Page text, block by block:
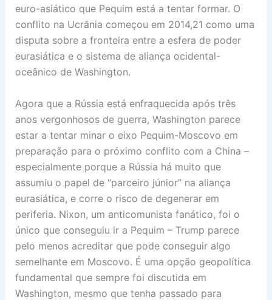
euro-asiático que Pequim está a tentar formar. O
conflito na Ucrânia começou em 2014,21 como uma
disputa sobre a fronteira entre a esfera de poder
eurasiática e o sistema de aliança ocidental-
oceânico de Washington.
Agora que a Rússia está enfraquecida após três
anos vergonhosos de guerra, Washington parece
estar a tentar minar o eixo Pequim-Moscovo em
preparação para o próximo conflito com a China –
especialmente porque a Rússia há muito que
assumiu o papel de “parceiro júnior” na aliança
eurasiática, e corre o risco de degenerar em
periferia. Nixon, um anticomunista fanático, foi o
único que conseguiu ir a Pequim – Trump parece
pelo menos acreditar que pode conseguir algo
semelhante em Moscovo. É uma opção geopolítica
fundamental que sempre foi discutida em
Washington, mesmo que tenha passado para